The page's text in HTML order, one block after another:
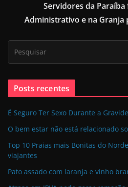
Servidores da
Administrativo e na
Posts recentes
É Seguro Ter Sexo Durante a
O bem estar não está relacionado
Top 10 Praias mais Bonitas do
viajantes
Pato assado com laranja e vinho